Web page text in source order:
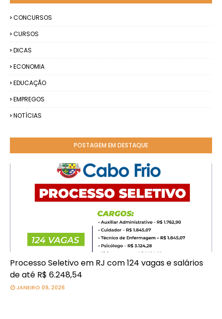
CONCURSOS
CURSOS
DICAS
ECONOMIA
EDUCAÇÃO
EMPREGOS
NOTÍCIAS
POSTAGEM EM DESTAQUE
Processo Seletivo em RJ com 124 vagas e salários
de até R$ 6.248,54
JANEIRO 09, 2026